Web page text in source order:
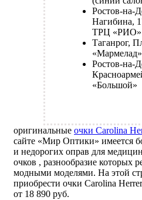
Ростов-на-
Нагибина,
ТРЦ «РИО»
Таганрог,
«Мармелад»
Ростов-на-
«Большой»
оригинальные очки Carolina
сайте «Мир Оптики» имеется
и недорогих оправ для
очков , разнообразие которых
модными моделями. На этой
приобрести очки Carolina
от 18 890 руб.